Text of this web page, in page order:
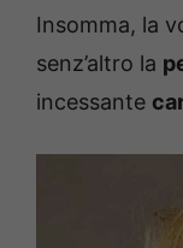
Insomma, la
senz’altro la
incessante